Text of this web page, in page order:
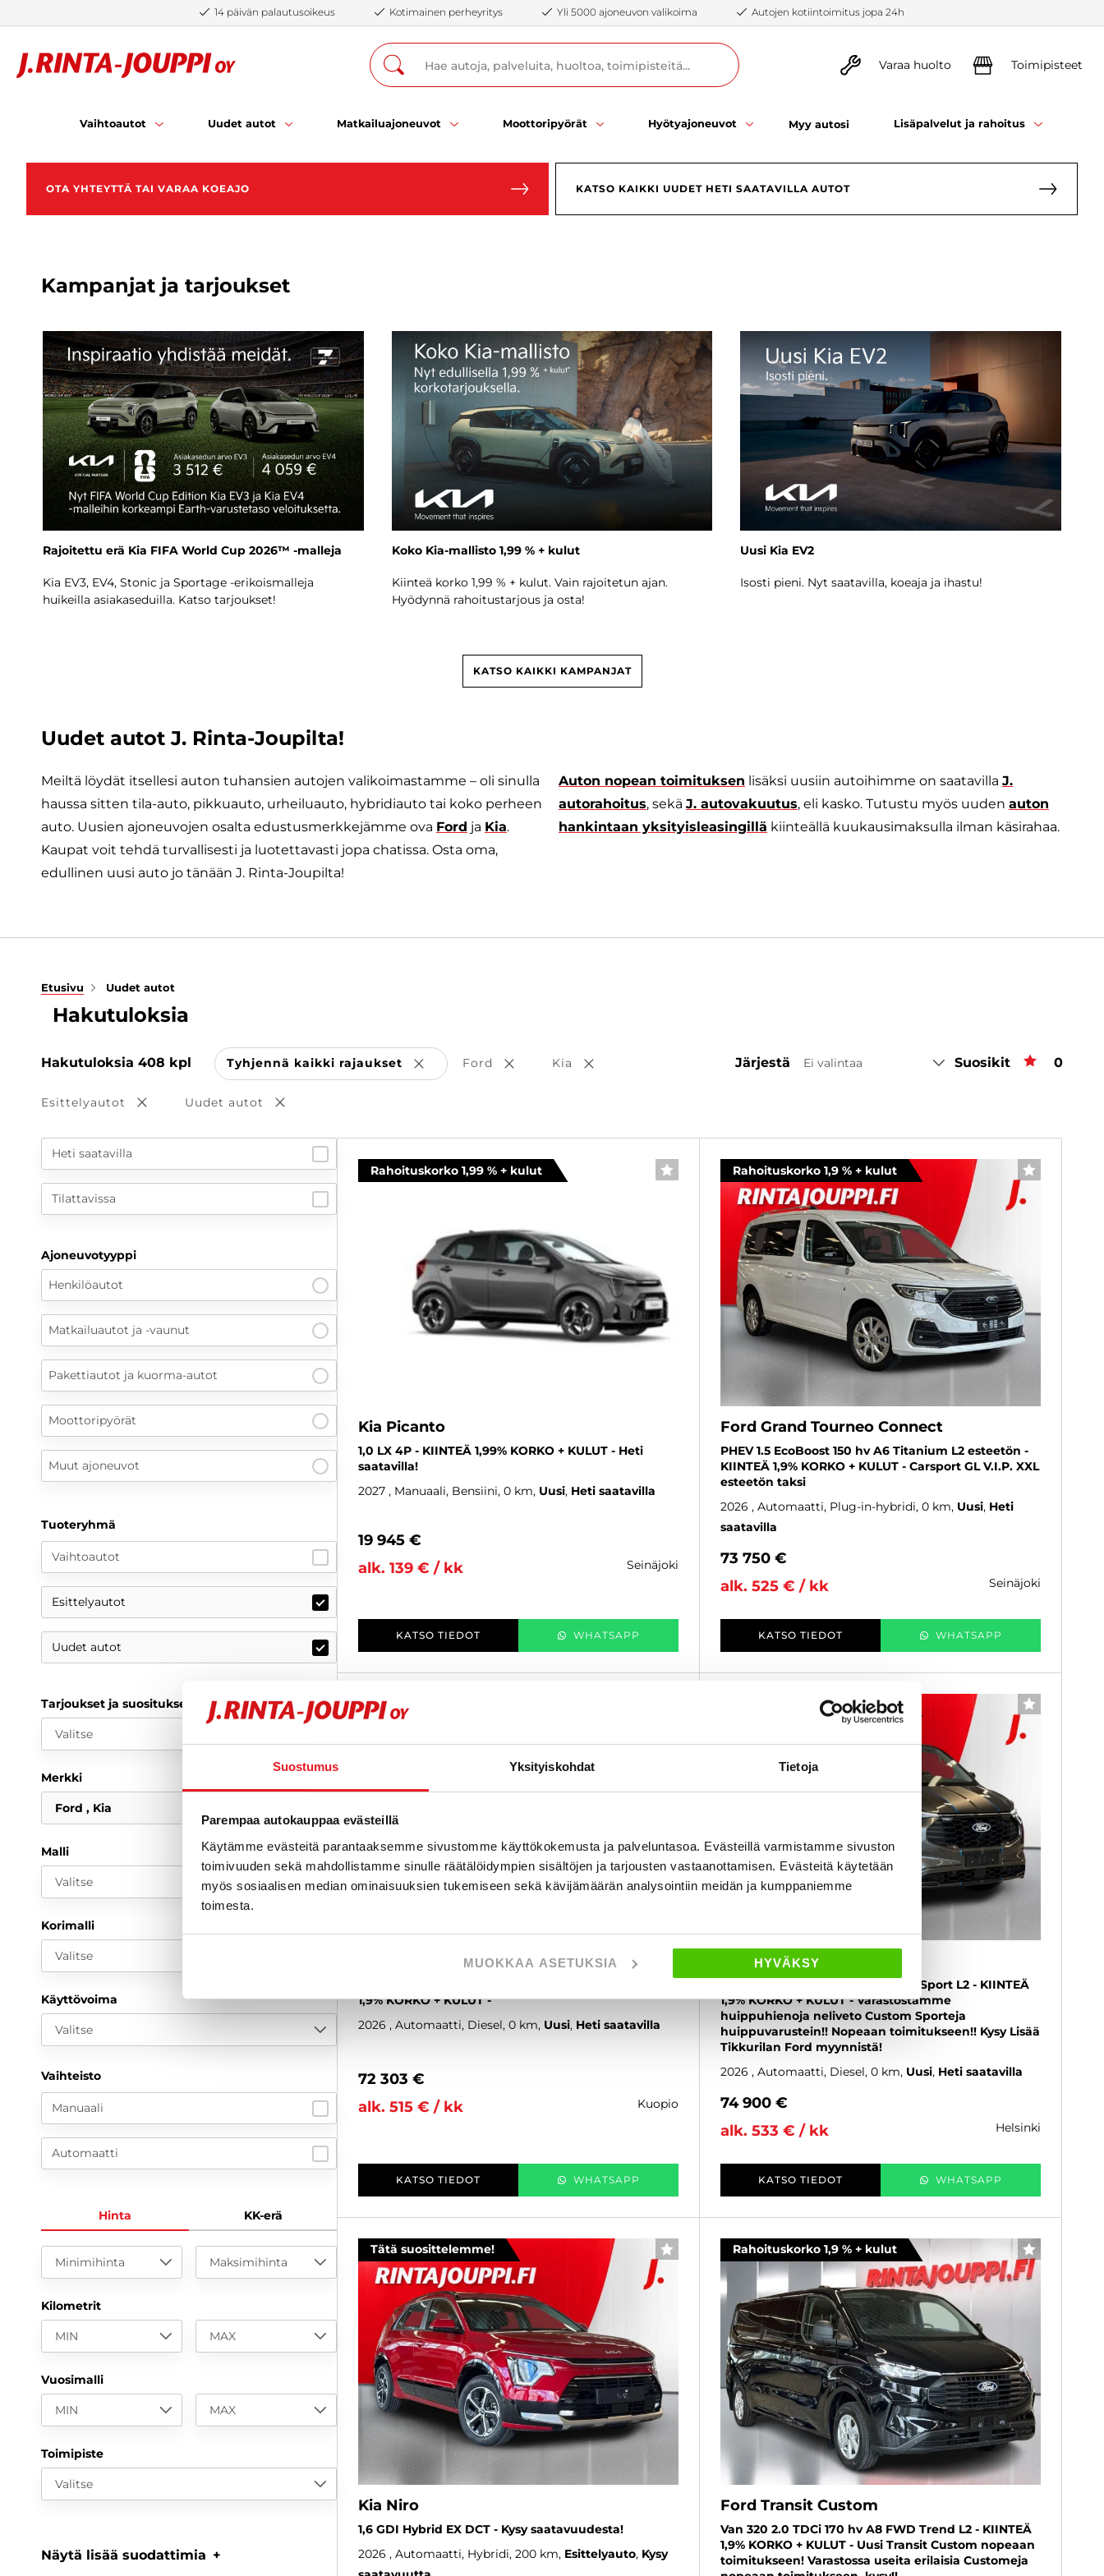
Suostumus Yksityiskohdat Tietoja
Parempaa autokauppaa evästeillä
Käytämme evästeitä parantaaksemme sivustomme käyttökokemusta ja palveluntasoa. Evästeillä varmistamme sivuston
toimivuuden sekä mahdollistamme sinulle räätälöidympien sisältöjen ja tarjousten vastaanottamisen. Evästeitä käytetään
myös sosiaalisen median ominaisuuksien tukemiseen sekä kävijämäärän analysointiin meidän ja kumppaniemme
toimesta.
MUOKKAA ASETUKSIA HYVÄKSY
14 päivän palautusoikeus Kotimainen perheyritys Yli 5000 ajoneuvon valikoima Autojen kotiintoimitus jopa 24h
Varaa huolto Toimipisteet
Vaihtoautot Uudet autot Matkailuajoneuvot Moottoripyörät Hyötyajoneuvot Myy autosi Lisäpalvelut ja rahoitus
Katso mallisto
Uudet Kia-autot
Katso mallisto
Katso Kia-kampanjat
OTA YHTEYTTÄ TAI VARAA KOEAJO KATSO KAIKKI UUDET HETI SAATAVILLA AUTOT
Kampanjat ja tarjoukset
Rajoitettu erä Kia FIFA World Cup 2026™ -malleja
Kia EV3, EV4, Stonic ja Sportage -erikoismalleja
huikeilla asiakaseduilla. Katso tarjoukset!
Koko Kia-mallisto 1,99 % + kulut
Kiinteä korko 1,99 % + kulut. Vain rajoitetun ajan.
Hyödynnä rahoitustarjous ja osta!
Uusi Kia EV2
Isosti pieni. Nyt saatavilla, koeaja ja ihastu!
KATSO KAIKKI KAMPANJAT
Uudet autot J. Rinta-Joupilta!
Meiltä löydät itsellesi auton tuhansien autojen valikoimastamme – oli sinulla
haussa sitten tila-auto, pikkuauto, urheiluauto, hybridiauto tai koko perheen
auto. Uusien ajoneuvojen osalta edustusmerkkejämme ova Ford ja Kia.
Kaupat voit tehdä turvallisesti ja luotettavasti jopa chatissa. Osta oma,
edullinen uusi auto jo tänään J. Rinta-Joupilta!
Auton nopean toimituksen lisäksi uusiin autoihimme on saatavilla J.
autorahoitus, sekä J. autovakuutus, eli kasko. Tutustu myös uuden auton
hankintaan yksityisleasingillä kiinteällä kuukausimaksulla ilman käsirahaa.
Etusivu Uudet autot
Hakutuloksia
Hakutuloksia 408 kpl Tyhjennä kaikki rajaukset Poista valinta
Ford Poista valinta
Kia Poista valinta
Esittelyautot Poista valinta
Uudet autot Poista valinta
Järjestä Ei valintaa Suosikit 0
Heti saatavilla
Tilattavissa
Ajoneuvotyyppi
Henkilöautot
Matkailuautot ja -vaunut
Pakettiautot ja kuorma-autot
Moottoripyörät
Muut ajoneuvot
Tuoteryhmä
Vaihtoautot
Esittelyautot
Uudet autot
Tarjoukset ja suositukset
Valitse
Merkki
Ford Kia
Malli
Valitse
Korimalli
Valitse
Käyttövoima
Valitse
Vaihteisto
Manuaali
Automaatti
Hinta KK-erä
Minimihinta Maksimihinta
Kilometrit
MIN MAX
Vuosimalli
MIN MAX
Toimipiste
Valitse
Näytä lisää suodattimia
Rahoituskorko 1,99 % + kulut SUOSIKKI
Kia Picanto
1,0 LX 4P - KIINTEÄ 1,99% KORKO + KULUT - Heti
saatavilla!
2027 , Manuaali, Bensiini, 0 km Uusi Heti saatavilla
19 945 €
alk. 139 € / kk
seinäjoki
KATSO TIEDOT WHATSAPP
Rahoituskorko 1,9 % + kulut SUOSIKKI
Ford Grand Tourneo Connect
PHEV 1.5 EcoBoost 150 hv A6 Titanium L2 esteetön -
KIINTEÄ 1,9% KORKO + KULUT - Carsport GL V.I.P. XXL
esteetön taksi
2026 , Automaatti, Plug-in-hybridi, 0 km Uusi Heti
saatavilla
73 750 €
alk. 525 € / kk
seinäjoki
KATSO TIEDOT WHATSAPP
Rahoituskorko 1,9 % + kulut
Ford Transit Custom
1,9% KORKO + KULUT -
2026 , Automaatti, Diesel, 0 km Uusi Heti saatavilla
72 303 €
alk. 515 € / kk
kuopio
KATSO TIEDOT WHATSAPP
Rahoituskorko 1,9 % + kulut SUOSIKKI
Ford Transit Custom
Van 320 2.0 TDCi 170 hv A8 AWD Sport L2 - KIINTEÄ
1,9% KORKO + KULUT - Varastostamme
huippuhienoja neliveto Custom Sporteja
huippuvarustein!! Nopeaan toimitukseen!! Kysy Lisää
Tikkurilan Ford myynnistä!
2026 , Automaatti, Diesel, 0 km Uusi Heti saatavilla
74 900 €
alk. 533 € / kk
helsinki
KATSO TIEDOT WHATSAPP
Tätä suosittelemme! SUOSIKKI
Kia Niro
1,6 GDI Hybrid EX DCT - Kysy saatavuudesta!
2026 , Automaatti, Hybridi, 200 km Esittelyauto Kysy
Rahoituskorko 1,9 % + kulut SUOSIKKI
Ford Transit Custom
Van 320 2.0 TDCi 170 hv A8 FWD Trend L2 - KIINTEÄ
1,9% KORKO + KULUT - Uusi Transit Custom nopeaan
toimitukseen! Varastossa useita erilaisia Customeja